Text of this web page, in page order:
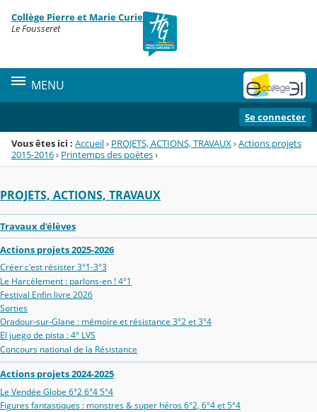
Menu de la rubrique
Contenu
Collège Pierre et Marie Curie
Le Fousseret
MENU
Se connecter
Vous êtes ici : Accueil› PROJETS, ACTIONS, TRAVAUX ›Actions projets
2015-2016› Printemps des poètes›
PROJETS, ACTIONS, TRAVAUX
Travaux d'élèves
Actions projets 2025-2026
Créer c'est résister 3°1-3°3
Le Harcèlement : parlons-en ! 4°1
Festival Enfin livre 2026
Sorties
Oradour‑sur‑Glane : mémoire et résistance 3°2 et 3°4
El juego de pista : 4° LVS
Concours national de la Résistance
Actions projets 2024-2025
Le Vendée Globe 6°2 6°4 5°4
Figures fantastiques : monstres & super héros 6°2, 6°4 et 5°4